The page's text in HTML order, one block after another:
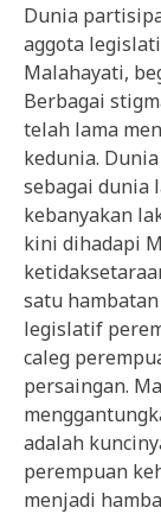
Dunia
aggota
Malahayati,
Berbagai
telah lama
kedunia.
sebagai dunia
kebanyakan
kini dihadapi
satu
legislatif
caleg
persaingan.
adalah
perempuan
menjadi